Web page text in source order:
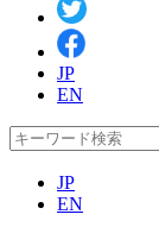
JP
EN
JP
EN